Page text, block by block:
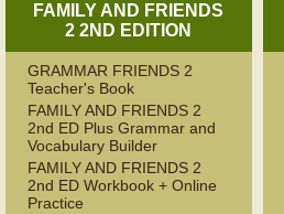
FAMILY AND FRIENDS
2 2ND EDITION
GRAMMAR FRIENDS 2
Teacher's Book
FAMILY AND FRIENDS 2
2nd ED Plus Grammar and
Vocabulary Builder
FAMILY AND FRIENDS 2
2nd ED Workbook + Online
Practice